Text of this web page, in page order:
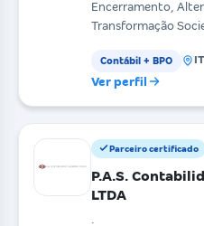
Encerramento,
Transformação
Contábil + BPO
Ver perfil
Parceiro certificado
P.A.S.
LTDA